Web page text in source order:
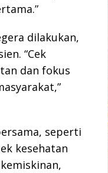
dilakukan,
“Cek
dan fokus
seperti
kesehatan